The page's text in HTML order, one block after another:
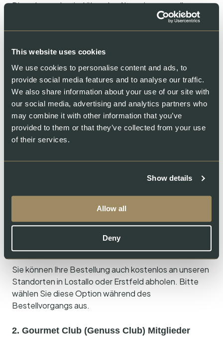
This website uses cookies
We use cookies to personalise content and ads, to
provide social media features and to analyse our traffic.
We also share information about your use of our site with
our social media, advertising and analytics partners who
may combine it with other information that you’ve
provided to them or that they’ve collected from your use
of their services.
Show details
Allow all
Deny
Diese Icepacks sind über das Altpapier recycelbar.
Für Kundinnen und Kunden, die eine noch
gegen Aufpreis unsere papierbasierte Verpackung an,
die Folgendes beinhaltet:
Kartonverpackungen, die vollständig aus
recyclebarem Material bestehen und über das normale
Altpapierrecycling entsorgt werden können.
Isolationsmatten aus 100 % biologisch abbaubaren
wiederverwendbar sind (z. B. als Pflanzen Isolierung im
Icepacks aus recyceltem Papier und Wasser,
gefroren auf –18 °C und vollständig recycelbar mit
Altpapier.
Sie können Ihre Bestellung auch kostenlos an unseren
Standorten in Lostallo oder Erstfeld abholen. Bitte
wählen Sie diese Option während des
Bestellvorgangs aus.
2. Gourmet Club (Genuss Club) Mitglieder